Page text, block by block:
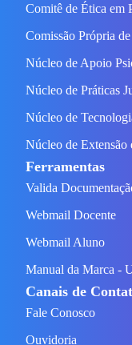
Comitê de Ética em
Comissão Própria
Núcleo de Apoio
Núcleo de Práticas
Núcleo de
Núcleo de
Ferramentas
Valida
Webmail Docente
Webmail Aluno
Manual da Marca -
Canais de
Fale Conosco
Ouvidoria